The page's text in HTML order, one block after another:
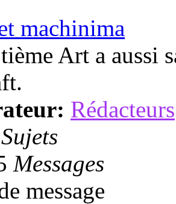
machinima
Art a aussi
Rédacteurs
Sujets
Messages
message